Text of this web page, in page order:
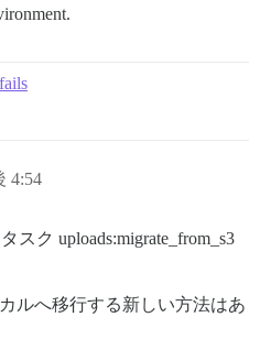
4:54
スク uploads:migrate_from_s3
ルへ移行する新しい方法はあ